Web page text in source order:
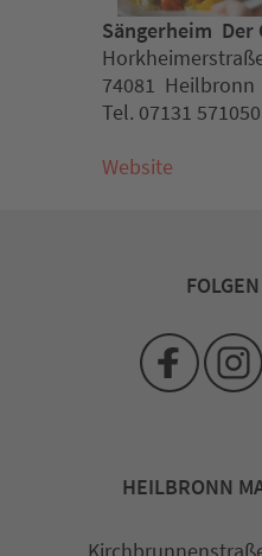
Sängerheim 
74081 Heilbronn
Tel. 07131 571050
Website
HEILBRONN